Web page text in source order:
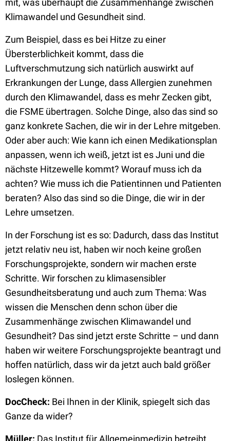
mit, was überhaupt die Zusammenhänge zwischen
Klimawandel und Gesundheit sind.
Zum Beispiel, dass es bei Hitze zu einer
Übersterblichkeit kommt, dass die
Luftverschmutzung sich natürlich auswirkt auf
Erkrankungen der Lunge, dass Allergien zunehmen
durch den Klimawandel, dass es mehr Zecken gibt,
die FSME übertragen. Solche Dinge, also das sind so
ganz konkrete Sachen, die wir in der Lehre mitgeben.
Oder aber auch: Wie kann ich einen Medikationsplan
anpassen, wenn ich weiß, jetzt ist es Juni und die
nächste Hitzewelle kommt? Worauf muss ich da
achten? Wie muss ich die Patientinnen und Patienten
beraten? Also das sind so die Dinge, die wir in der
Lehre umsetzen.
In der Forschung ist es so: Dadurch, dass das Institut
jetzt relativ neu ist, haben wir noch keine großen
Forschungsprojekte, sondern wir machen erste
Schritte. Wir forschen zu klimasensibler
Gesundheitsberatung und auch zum Thema: Was
wissen die Menschen denn schon über die
Zusammenhänge zwischen Klimawandel und
Gesundheit? Das sind jetzt erste Schritte – und dann
haben wir weitere Forschungsprojekte beantragt und
hoffen natürlich, dass wir da jetzt auch bald größer
loslegen können.
DocCheck: Bei Ihnen in der Klinik, spiegelt sich das
Ganze da wider?
Müller: Das Institut für Allgemeinmedizin betreibt